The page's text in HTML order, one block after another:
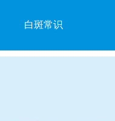
白斑常识